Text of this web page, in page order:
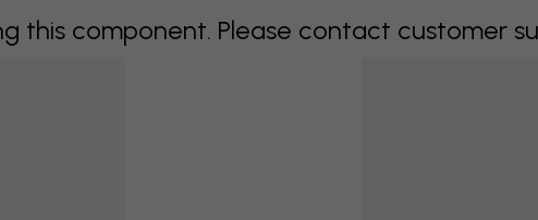
this component. Please contact customer